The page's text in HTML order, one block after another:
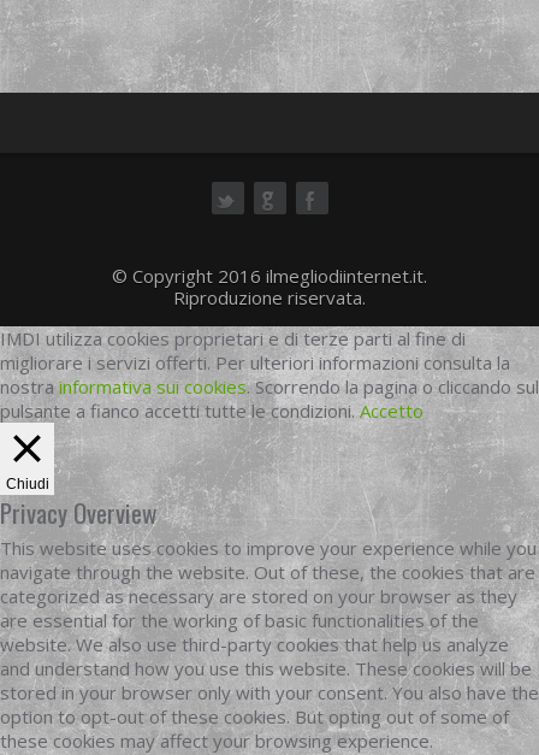
© Copyright 2016 ilmegliodiinternet.it.
Riproduzione riservata.
IMDI utilizza cookies proprietari e di terze parti al fine di
migliorare i servizi offerti. Per ulteriori informazioni consulta la
nostrainformativa sui cookies. Scorrendo la pagina o cliccando sul
pulsante a fianco accetti tutte le condizioni.Accetto
Chiudi
Privacy Overview
This website uses cookies to improve your experience while you
navigate through the website. Out of these, the cookies that are
categorized as necessary are stored on your browser as they
are essential for the working of basic functionalities of the
website. We also use third-party cookies that help us analyze
and understand how you use this website. These cookies will be
stored in your browser only with your consent. You also have the
option to opt-out of these cookies. But opting out of some of
these cookies may affect your browsing experience.